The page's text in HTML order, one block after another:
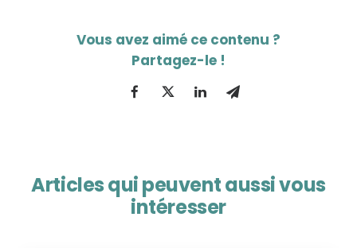
Articles qui peuvent aussi vous
intéresser